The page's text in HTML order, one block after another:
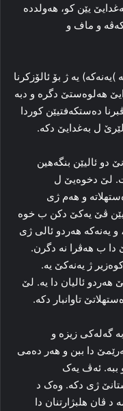
یێن کو، هه‌ولدده‌
و ماف و
یە ژ بۆ ئالۆزکرنا
هه‌لوه‌ستێ دگره‌ و دبه‌
ده‌ستکه‌فتیێن کوردا
ل به‌غدایێ دکه‌.
دو ئالیێن بنگه‌هین
لێ دخوه‌یێ ل
و هه‌م ژی
یێن ڤێ یه‌کێ دکن ب خوه‌
یەنەکە هه‌ردو ئالی ژی
دا ب هه‌ڤرا نە دگرن.
ژ یەنەکێ یه‌.
ئالیان دا یه‌. لێ
تاوانبار دکه‌.
گه‌له‌کی زیزه‌ و
دا ببن و هه‌ر ده‌می
ببه‌. ئه‌ڤ یه‌ک
ژی دکه‌. وه‌ک د
ڤان هلبژارتنان دا